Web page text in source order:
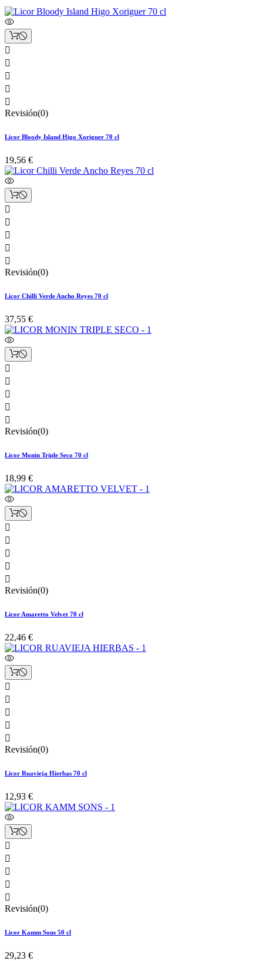





Revisión(0)
Licor Bloody Island Higo Xoriguer 70 cl
19,56 €





Revisión(0)
Licor Chilli Verde Ancho Reyes 70 cl
37,55 €





Revisión(0)
Licor Monin Triple Seco 70 cl
18,99 €





Revisión(0)
Licor Amaretto Velvet 70 cl
22,46 €





Revisión(0)
Licor Ruavieja Hierbas 70 cl
12,93 €





Revisión(0)
Licor Kamm Sons 50 cl
29,23 €